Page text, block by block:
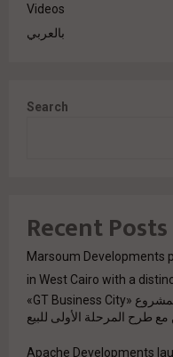
Videos
بالعربي
Search
Recent Posts
Marsoum Developments
in West Cairo with a
جولدن تاون تبدأ أعمال الإنشاءات بمشروع «GT Business City»
مع طرح المرحلة الأولى للبيع
Apache Developments